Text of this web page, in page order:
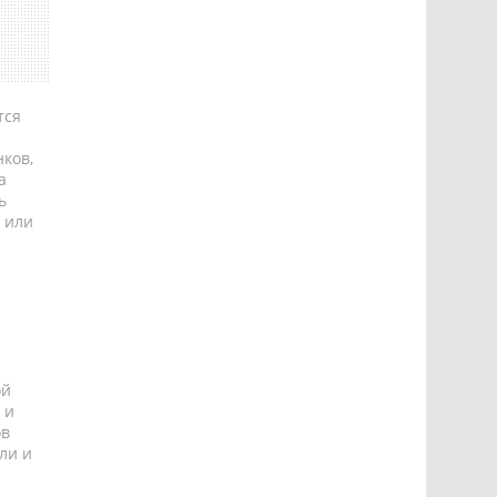
или
и
и